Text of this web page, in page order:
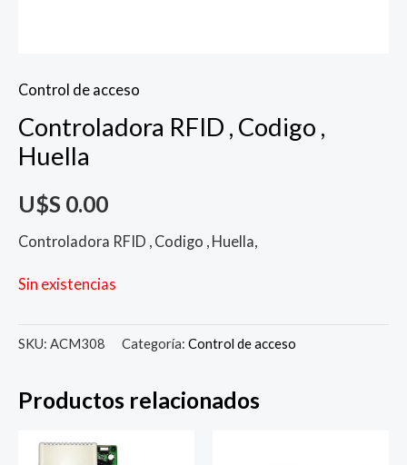
Control de acceso
Controladora RFID , Codigo ,
Huella
U$S 0.00
Controladora RFID , Codigo , Huella,
Sin existencias
SKU: ACM308 Categoría: Control de acceso
Productos relacionados